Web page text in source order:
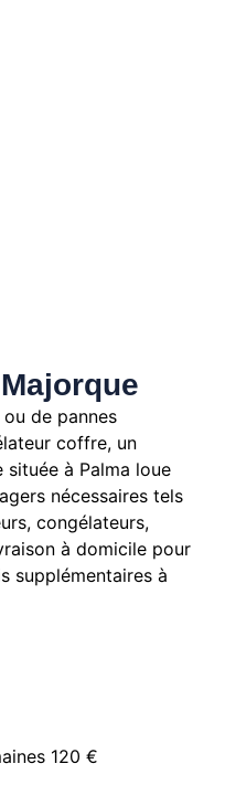
ou de pannes
coffre, un
à Palma loue
nécessaires tels
congélateurs,
à domicile pour
supplémentaires à
120 €